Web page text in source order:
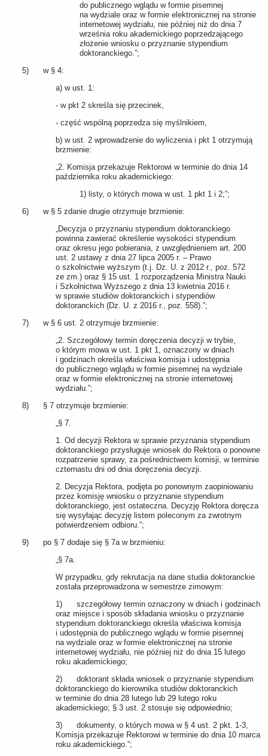
do publicznego wglądu w formie pisemnej
na wydziale oraz w formie elektronicznej na stronie
internetowej wydziału, nie później niż do dnia 7
września roku akademickiego poprzedzającego
złożenie wniosku o przyznanie stypendium
doktoranckiego.”;
5) w § 4:
a) w ust. 1:
- w pkt 2 skreśla się przecinek,
- część wspólną poprzedza się myślnikiem,
b) w ust. 2 wprowadzenie do wyliczenia i pkt 1 otrzymują
brzmienie:
„2. Komisja przekazuje Rektorowi w terminie do dnia 14
października roku akademickiego:
1) listy, o których mowa w ust. 1 pkt 1 i 2;”;
6) w § 5 zdanie drugie otrzymuje brzmienie:
„Decyzja o przyznaniu stypendium doktoranckiego
powinna zawierać określenie wysokości stypendium
oraz okresu jego pobierania, z uwzględnieniem art. 200
ust. 2 ustawy z dnia 27 lipca 2005 r. – Prawo
o szkolnictwie wyższym (t.j. Dz. U. z 2012 r., poz. 572
ze zm.) oraz § 15 ust. 1 rozporządzenia Ministra Nauki
i Szkolnictwa Wyższego z dnia 13 kwietnia 2016 r.
w sprawie studiów doktoranckich i stypendiów
doktoranckich (Dz. U. z 2016 r., poz. 558).”;
7) w § 6 ust. 2 otrzymuje brzmienie:
„2. Szczegółowy termin doręczenia decyzji w trybie,
o którym mowa w ust. 1 pkt 1, oznaczony w dniach
i godzinach określa właściwa komisja i udostępnia
do publicznego wglądu w formie pisemnej na wydziale
oraz w formie elektronicznej na stronie internetowej
wydziału.”;
8) § 7 otrzymuje brzmienie:
„§ 7.
1. Od decyzji Rektora w sprawie przyznania stypendium
doktoranckiego przysługuje wniosek do Rektora o ponowne
rozpatrzenie sprawy, za pośrednictwem komisji, w terminie
czternastu dni od dnia doręczenia decyzji.
2. Decyzja Rektora, podjęta po ponownym zaopiniowaniu
przez komisję wniosku o przyznanie stypendium
doktoranckiego, jest ostateczna. Decyzję Rektora doręcza
się wysyłając decyzję listem poleconym za zwrotnym
potwierdzeniem odbioru.”;
9) po § 7 dodaje się § 7a w brzmieniu:
„§ 7a.
W przypadku, gdy rekrutacja na dane studia doktoranckie
została przeprowadzona w semestrze zimowym:
1) szczegółowy termin oznaczony w dniach i godzinach
oraz miejsce i sposób składania wniosku o przyznanie
stypendium doktoranckiego określa właściwa komisja
i udostępnia do publicznego wglądu w formie pisemnej
na wydziale oraz w formie elektronicznej na stronie
internetowej wydziału, nie później niż do dnia 15 lutego
roku akademickiego;
2) doktorant składa wniosek o przyznanie stypendium
doktoranckiego do kierownika studiów doktoranckich
w terminie do dnia 28 lutego lub 29 lutego roku
akademickiego; § 3 ust. 2 stosuje się odpowiednio;
3) dokumenty, o których mowa w § 4 ust. 2 pkt. 1-3,
Komisja przekazuje Rektorowi w terminie do dnia 10 marca
roku akademickiego.”;